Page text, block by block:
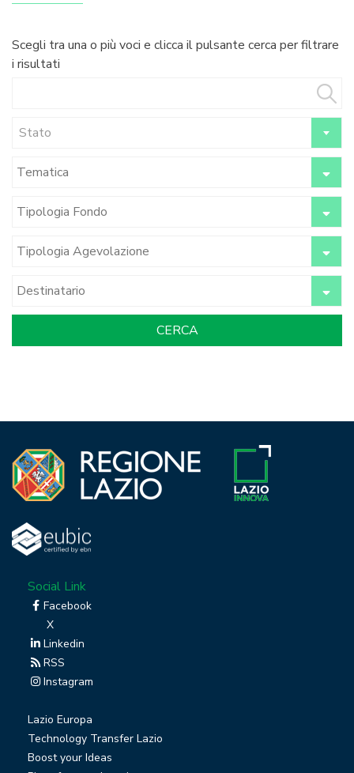
Scegli tra una o più voci e clicca il pulsante cerca per filtrare
i risultati
Stato
Social Link
Facebook
X
Linkedin
RSS
Instagram
Lazio Europa
Technology Transfer Lazio
Boost your Ideas